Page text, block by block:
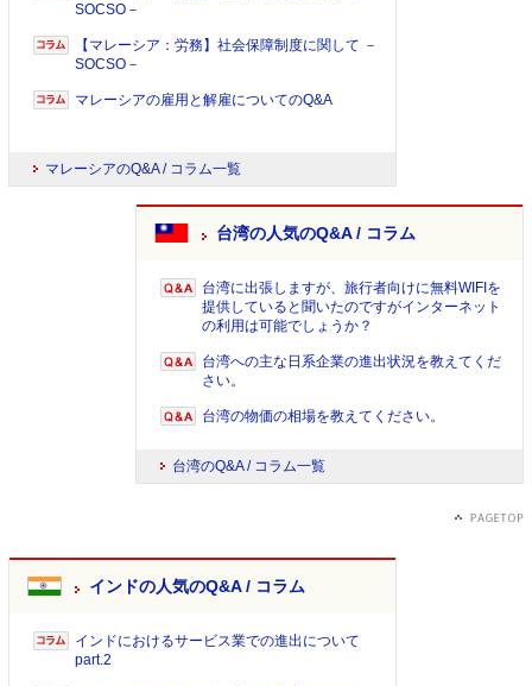
SOCSO－
【マレーシア：労務】社会保障制度に関して －
SOCSO－
マレーシアの雇用と解雇についてのQ&A
マレーシアのQ&A / コラム一覧
台湾の人気のQ&A / コラム
台湾に出張しますが、旅行者向けに無料WIFIを
提供していると聞いたのですがインターネット
の利用は可能でしょうか？
台湾への主な日系企業の進出状況を教えてくだ
さい。
台湾の物価の相場を教えてください。
台湾のQ&A / コラム一覧
インドの人気のQ&A / コラム
インドにおけるサービス業での進出について
part.2